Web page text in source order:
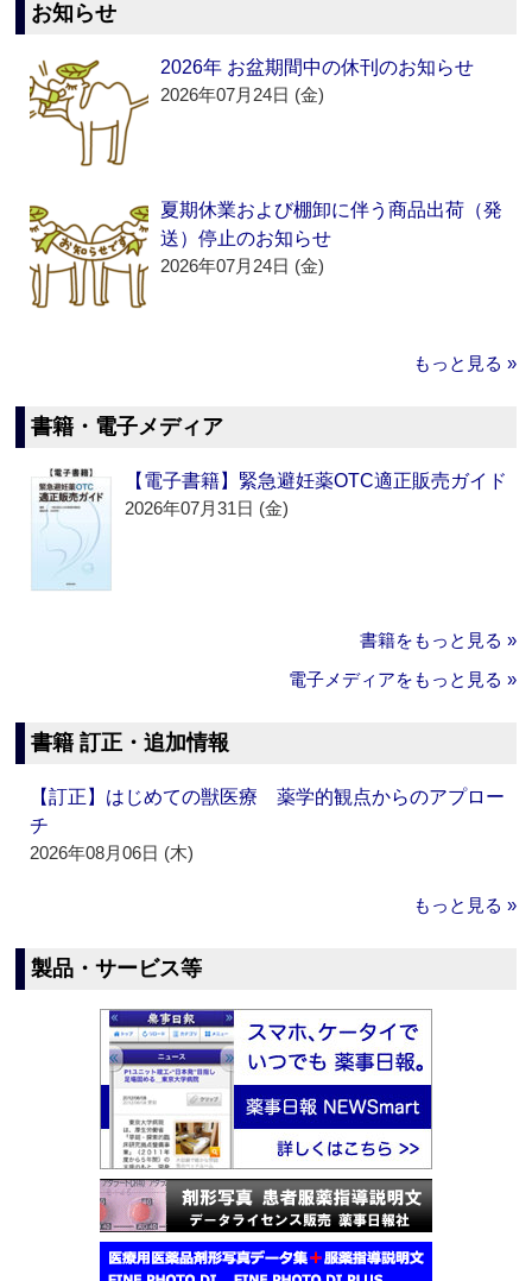
お知らせ
2026年 お盆期間中の休刊のお知らせ
2026年07月24日 (金)
夏期休業および棚卸に伴う商品出荷（発
送）停止のお知らせ
2026年07月24日 (金)
もっと見る »
書籍・電子メディア
【電子書籍】緊急避妊薬OTC適正販売ガイド
2026年07月31日 (金)
書籍をもっと見る »
電子メディアをもっと見る »
書籍 訂正・追加情報
【訂正】はじめての獣医療 薬学的観点からのアプロー
チ
2026年08月06日 (木)
もっと見る »
製品・サービス等